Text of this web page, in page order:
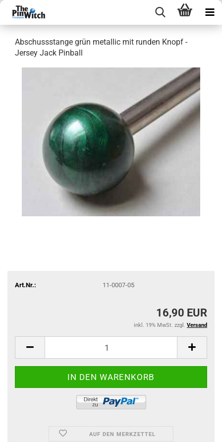
Abschussstange grün metallic mit runden Knopf -
Jersey Jack Pinball
Art.Nr.: 11-0007-05
16,90 EUR
inkl. 19% MwSt. zzgl. Versand
AUF DEN MERKZETTEL